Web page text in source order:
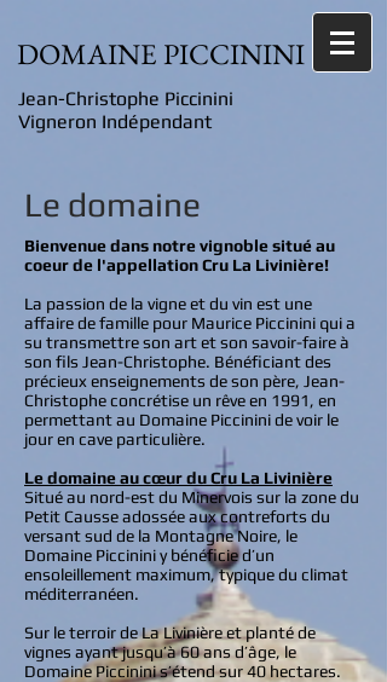
DOMAINE PICCININI
Jean-Christophe Piccinini
Vigneron Indépendant
Le domaine
Bienvenue dans notre vignoble situé au
coeur de l'appellation Cru La Livinière!
La passion de la vigne et du vin est une
affaire de famille pour Maurice Piccinini qui a
su transmettre son art et son savoir-faire à
son fils Jean-Christophe. Bénéficiant des
précieux enseignements de son père, Jean-
Christophe concrétise un rêve en 1991, en
permettant au Domaine Piccinini de voir le
jour en cave particulière.
Le domaine au cœur du Cru La Livinière
Situé au nord-est du Minervois sur la zone du
Petit Causse adossée aux contreforts du
versant sud de la Montagne Noire, le
Domaine Piccinini y bénéficie d’un
ensoleillement maximum, typique du climat
méditerranéen.
Sur le terroir de La Livinière et planté de
vignes ayant jusqu’à 60 ans d’âge, le
Domaine Piccinini s’étend sur 40 hectares.